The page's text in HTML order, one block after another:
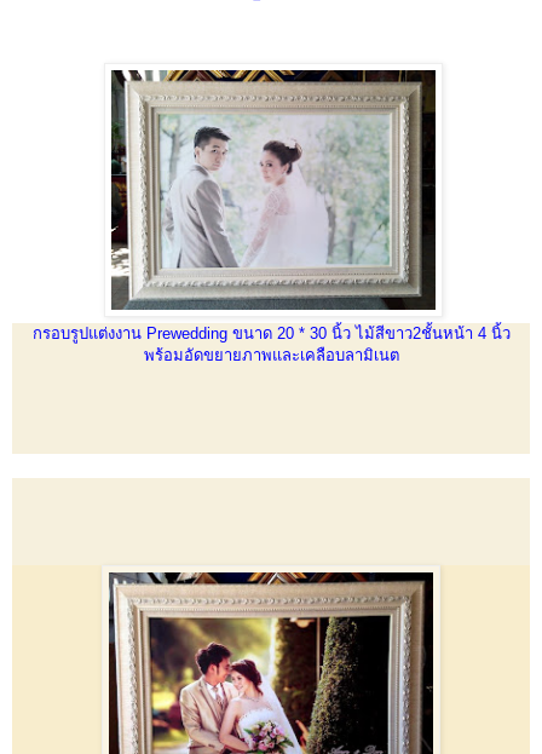
กรอบรูปแต่งงาน Prewedding ขนาด 20 * 30 นิ้ว ไม้สีขาว2ชั้นหน้า 4 นิ้ว
พร้อมอัดขยายภาพและเคลือบลามิเนต